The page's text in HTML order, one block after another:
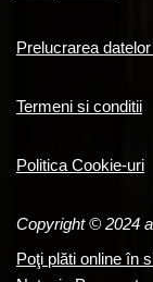
Prelucrarea
Termeni si conditii
Politica Cookie-uri
Copyright © 2024
Poţi plăti online în